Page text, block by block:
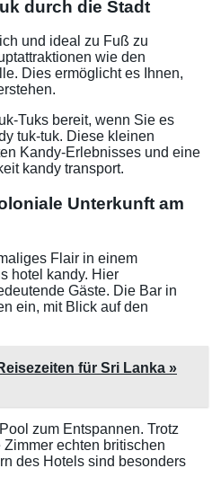
durch die Stadt
und ideal zu Fuß zu
wie den
Dies ermöglicht es Ihnen,
Tuks bereit, wenn Sie es
tuk-tuk. Diese kleinen
Kandy-Erlebnisses und eine
kandy transport.
Unterkunft am
Flair in einem
hotel kandy. Hier
Gäste. Die Bar in
ein, mit Blick auf den
für Sri Lanka »
zum Entspannen. Trotz
echten britischen
des Hotels sind besonders